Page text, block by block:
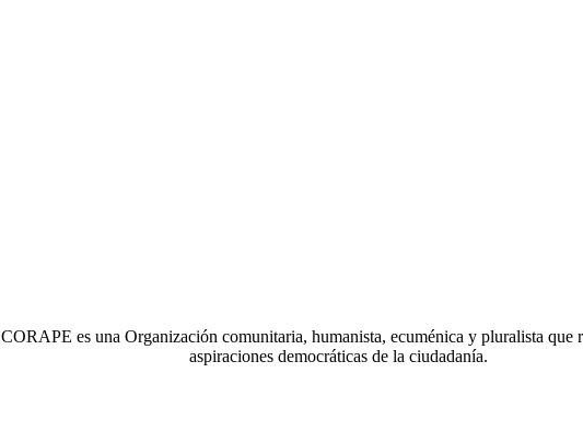
CORAPE es una Organización comunitaria, humanista, ecuménica y pluralista que
aspiraciones democráticas de la ciudadanía.